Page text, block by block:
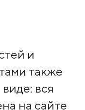
и
также
вся
на сайте